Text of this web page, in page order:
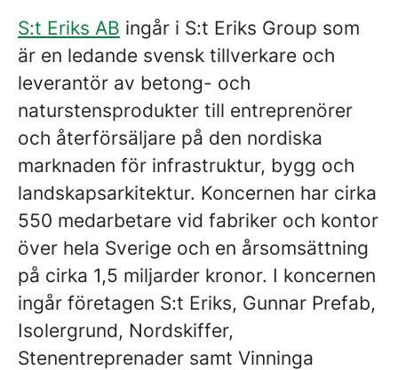
S:t Eriks AB ingår i S:t Eriks Group som
är en ledande svensk tillverkare och
leverantör av betong- och
naturstensprodukter till entreprenörer
och återförsäljare på den nordiska
marknaden för infrastruktur, bygg och
landskapsarkitektur. Koncernen har cirka
550 medarbetare vid fabriker och kontor
över hela Sverige och en årsomsättning
på cirka 1,5 miljarder kronor. I koncernen
ingår företagen S:t Eriks, Gunnar Prefab,
Isolergrund, Nordskiffer,
Stenentreprenader samt Vinninga